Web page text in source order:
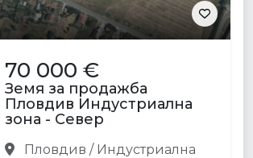
70 000 €
Земя за продажба
Пловдив Индустриална
зона - Север
Пловдив / Индустриална